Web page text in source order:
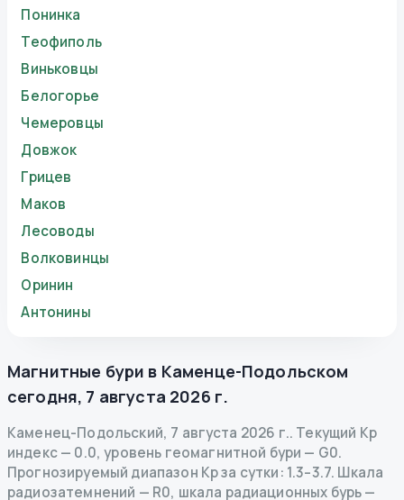
Понинка
Теофиполь
Виньковцы
Белогорье
Чемеровцы
Довжок
Грицев
Маков
Лесоводы
Волковинцы
Оринин
Антонины
Магнитные бури в Каменце-Подольском
сегодня, 7 августа 2026 г.
Каменец-Подольский, 7 августа 2026 г.. Текущий Kp
индекс— 0.0,уровень геомагнитной бури — G0.
Прогнозируемый диапазон Kp за сутки: 1.3–3.7. Шкала
радиозатемнений — R0, шкала радиационных бурь—